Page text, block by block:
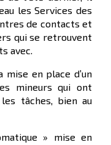
les Services des
de contacts et
qui se retrouvent
avec.
mise en place d’un
mineurs qui ont
tâches, bien au
» mise en